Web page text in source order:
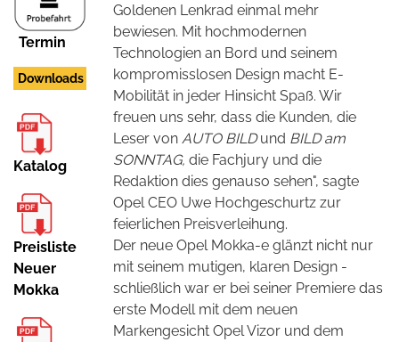
Termin
Downloads
Katalog
Preisliste
Neuer
Mokka
Goldenen Lenkrad einmal mehr
bewiesen. Mit hochmodernen
Technologien an Bord und seinem
kompromisslosen Design macht E-
Mobilität in jeder Hinsicht Spaß. Wir
freuen uns sehr, dass die Kunden, die
Leser von AUTO BILDund BILD am
SONNTAG, die Fachjury und die
Redaktion dies genauso sehen", sagte
Opel CEO Uwe Hochgeschurtz zur
feierlichen Preisverleihung.
Der neue Opel Mokka-e glänzt nicht nur
mit seinem mutigen, klaren Design -
schließlich war er bei seiner Premiere das
erste Modell mit dem neuen
Markengesicht Opel Vizor und dem